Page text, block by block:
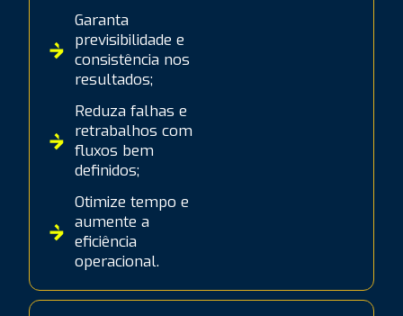
Garanta
previsibilidade e
consistência nos
resultados;
Reduza falhas e
retrabalhos com
fluxos bem
definidos;
Otimize tempo e
aumente a
eficiência
operacional.